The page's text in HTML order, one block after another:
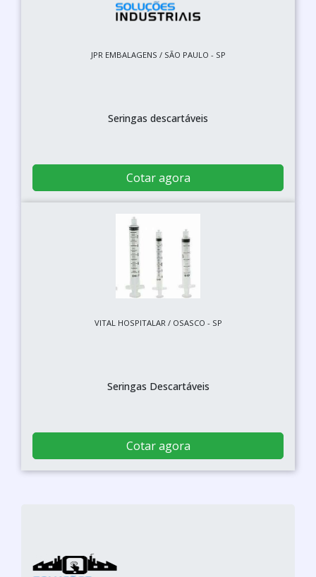
JPR EMBALAGENS / SÃO PAULO - SP
Seringas descartáveis
Cotar agora
VITAL HOSPITALAR / OSASCO - SP
Seringas Descartáveis
Cotar agora